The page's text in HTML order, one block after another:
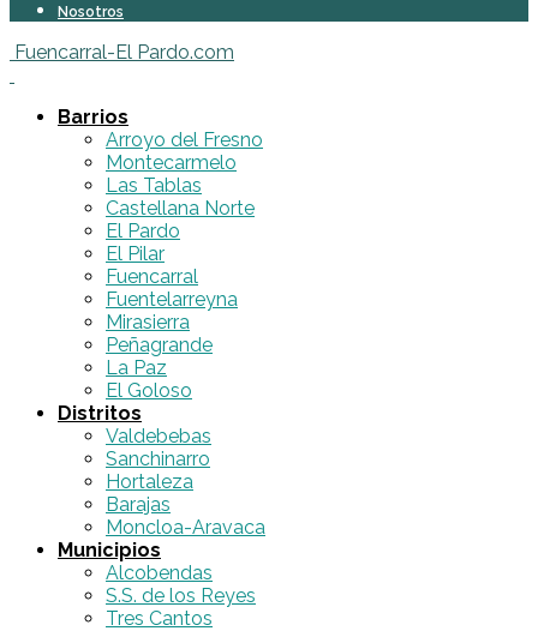
Nosotros
Fuencarral-El Pardo.com
Barrios
Arroyo del Fresno
Montecarmelo
Las Tablas
Castellana Norte
El Pardo
El Pilar
Fuencarral
Fuentelarreyna
Mirasierra
Peñagrande
La Paz
El Goloso
Distritos
Valdebebas
Sanchinarro
Hortaleza
Barajas
Moncloa-Aravaca
Municipios
Alcobendas
S.S. de los Reyes
Tres Cantos